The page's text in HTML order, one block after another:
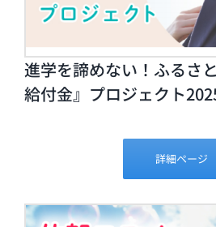
進学を諦めない！ふるさ
給付金』プロジェクト
詳細ページ